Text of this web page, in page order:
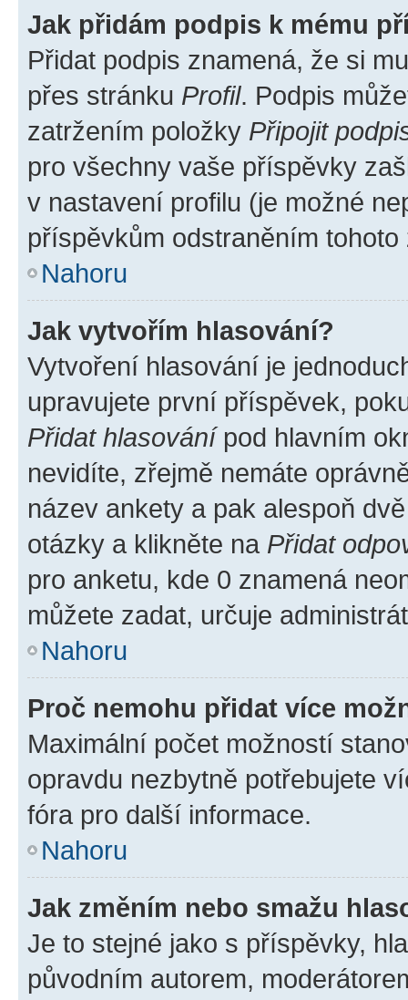
Jak přidám podpis k mému
Přidat podpis znamená, že si
přes stránku Profil. Podpis
zatržením položky Připojit
pro všechny vaše příspěvky
v nastavení profilu (je možné
příspěvkům odstraněním
Nahoru
Jak vytvořím hlasování?
Vytvoření hlasování je
upravujete první příspěvek,
Přidat hlasovánípod hlavním
nevidíte, zřejmě nemáte
název ankety a pak alespoň
otázky a klikněte na Přidat
pro anketu, kde 0 znamená
můžete zadat, určuje
Nahoru
Proč nemohu přidat více
Maximální počet možností
opravdu nezbytně potřebujete
fóra pro další informace.
Nahoru
Jak změním nebo smažu
Je to stejné jako s příspěvky,
původním autorem,